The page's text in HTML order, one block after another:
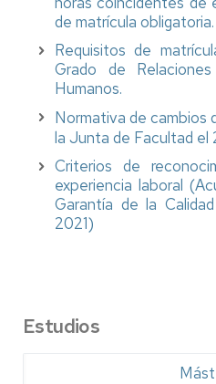
de matrícula obligatoria.
Requisitos de
Grado de
Humanos.
Normativa de cambios
la Junta de Facultad el
Criterios de
experiencia laboral
Garantía de la
2021)
Estudios